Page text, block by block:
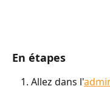
En étapes
Allez dans l'